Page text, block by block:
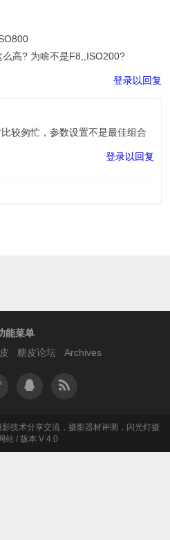
高? 为啥不是F8,,ISO200?
登录以回复
较匆忙，参数设置不是最佳组合
登录以回复
能菜单
糖皮论坛 Archives
技术分享交流，摄影器材评测，闪光灯摄
站 / 版本 V 4.0